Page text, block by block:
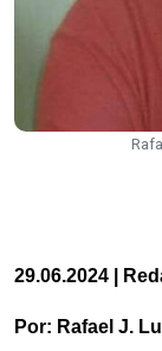
29.06.2024 |
Por: Rafael J.